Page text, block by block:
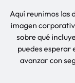
Aquí reunimos las
imagen
sobre qué
puedes esperar
avanzar con